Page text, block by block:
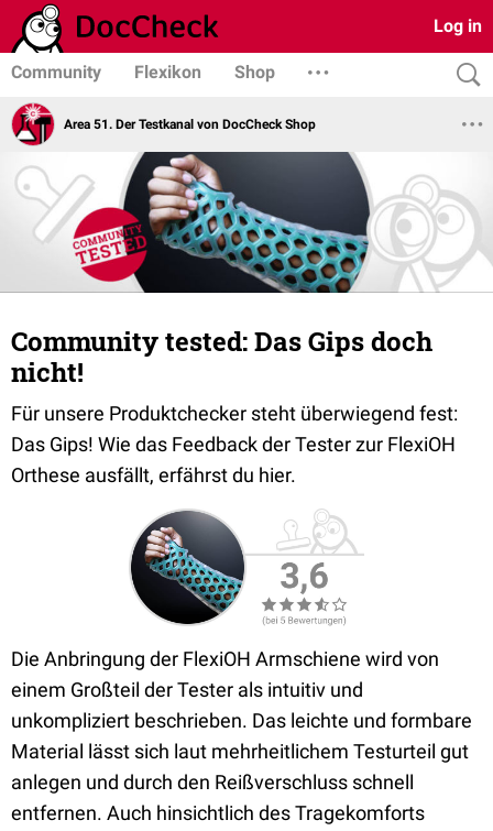
Log in
Community Flexikon Shop
Area 51. Der Testkanal von DocCheck Shop
Community tested: Das Gips doch
nicht!
Für unsere Produktchecker steht überwiegend fest:
Das Gips! Wie das Feedback der Tester zur FlexiOH
Orthese ausfällt, erfährst du hier.
Die Anbringung der FlexiOH Armschiene wird von
einem Großteil der Tester als intuitiv und
unkompliziert beschrieben. Das leichte und formbare
Material lässt sich laut mehrheitlichem Testurteil gut
anlegen und durch den Reißverschluss schnell
entfernen. Auch hinsichtlich des Tragekomforts